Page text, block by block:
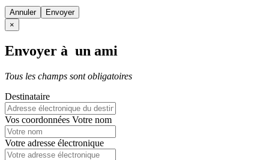
Annuler
×
Envoyer à un ami
Tous les champs sont obligatoires
Destinataire
Vos coordonnées Votre nom
Votre adresse électronique